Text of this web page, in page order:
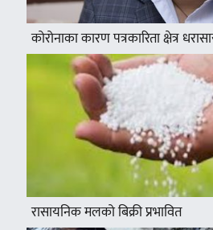
कोरोनाका कारण पत्रकारिता क्षेत्र
रासायनिक मलको बिक्री प्रभावित